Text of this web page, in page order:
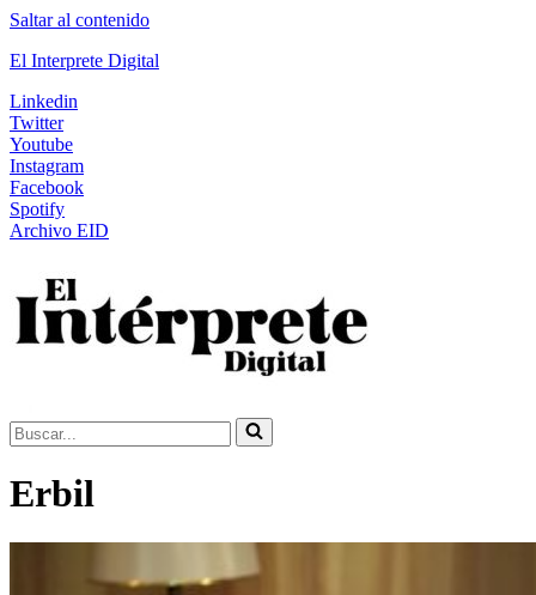
Saltar al contenido
El Interprete Digital
Linkedin
Twitter
Youtube
Instagram
Facebook
Spotify
Archivo EID
Buscar...
Erbil